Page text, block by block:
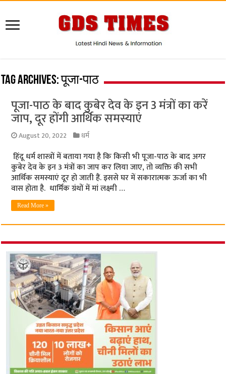
Tag Archives:पूजा-पाठ
पूजा-पाठ के बाद कुबेर देव के इन 3 मंत्रों का करें
जाप, दूर होंगी आर्थिक समस्याएं
August 20, 2022 धर्म
हिंदू धर्म शास्त्रों में बताया गया है कि किसी भी पूजा-पाठ के बाद अगर
कुबेर देव के इन 3 मंत्रों का जाप कर लिया जाए, तो व्यक्ति की सभी
आर्थिक समस्याएं दूर हो जाती हैं. इससे घर में सकारात्मक ऊर्जा का भी
वास होता है. धार्मिक ग्रंथों में मां लक्ष्मी …
Read More »